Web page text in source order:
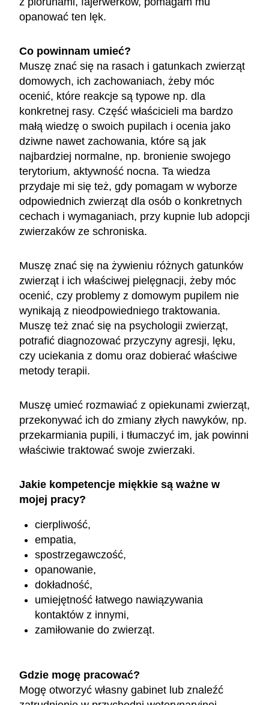
opanować ten lęk.
Co powinnam umieć?
Muszę znać się na rasach i gatunkach zwierząt
domowych, ich zachowaniach, żeby móc
ocenić, które reakcje są typowe np. dla
konkretnej rasy. Część właścicieli ma bardzo
małą wiedzę o swoich pupilach i ocenia jako
dziwne nawet zachowania, które są jak
najbardziej normalne, np. bronienie swojego
terytorium, aktywność nocna. Ta wiedza
przydaje mi się też, gdy pomagam w wyborze
odpowiednich zwierząt dla osób o konkretnych
cechach i wymaganiach, przy kupnie lub adopcji
zwierzaków ze schroniska.
Muszę znać się na żywieniu różnych gatunków
zwierząt i ich właściwej pielęgnacji, żeby móc
ocenić, czy problemy z domowym pupilem nie
wynikają z nieodpowiedniego traktowania.
Muszę też znać się na psychologii zwierząt,
potrafić diagnozować przyczyny agresji, lęku,
czy uciekania z domu oraz dobierać właściwe
metody terapii.
Muszę umieć rozmawiać z opiekunami zwierząt,
przekonywać ich do zmiany złych nawyków, np.
przekarmiania pupili, i tłumaczyć im, jak powinni
właściwie traktować swoje zwierzaki.
Jakie kompetencje miękkie są ważne w
mojej pracy?
cierpliwość,
empatia,
spostrzegawczość,
opanowanie,
dokładność,
umiejętność łatwego nawiązywania
kontaktów z innymi,
zamiłowanie do zwierząt.
Gdzie mogę pracować?
Mogę otworzyć własny gabinet lub znaleźć